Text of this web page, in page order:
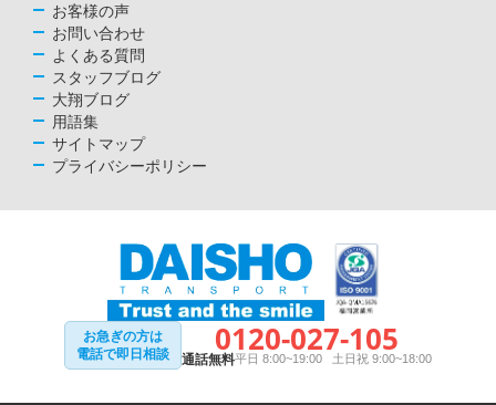
お客様の声
お問い合わせ
よくある質問
スタッフブログ
大翔ブログ
用語集
サイトマップ
プライバシーポリシー
お急ぎの方は
電話で即日相談
0120-027-105
通話無料平日 8:00~19:00 土日祝 9:00~18:00